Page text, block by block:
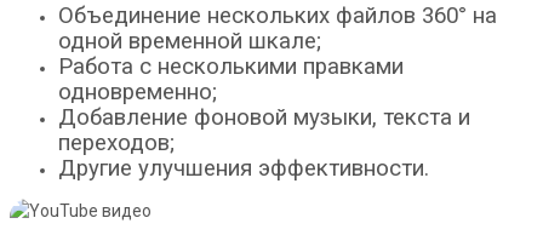
Объединение нескольких файлов 360° на
одной временной шкале;
Работа с несколькими правками
одновременно;
Добавление фоновой музыки, текста и
переходов;
Другие улучшения эффективности.